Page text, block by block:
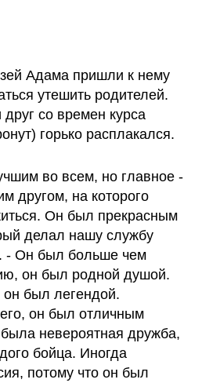
Адама пришли к нему
утешить родителей.
со времен курса
горько расплакался.
во всем, но главное -
другом, на которого
Он был прекрасным
делал нашу службу
- Он был больше чем
он был родной душой.
он был легендой.
он был отличным
невероятная дружба,
бойца. Иногда
потому что он был